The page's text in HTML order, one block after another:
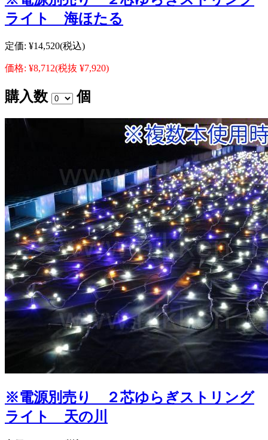
ライト 海ほたる
定価: ¥14,520(税込)
価格: ¥8,712(税抜 ¥7,920)
購入数 個
※電源別売り ２芯ゆらぎストリング
ライト 天の川